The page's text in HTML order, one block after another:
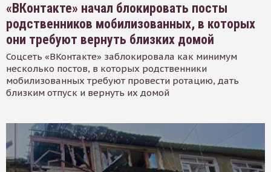
«ВКонтакте» начал блокировать посты
родственников мобилизованных, в которых
они требуют вернуть близких домой
Соцсеть «ВКонтакте» заблокировала как минимум
несколько постов, в которых родственники
мобилизованных требуют провести ротацию, дать
близким отпуск и вернуть их домой